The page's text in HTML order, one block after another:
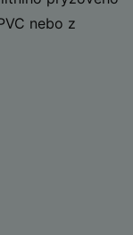
nebo z